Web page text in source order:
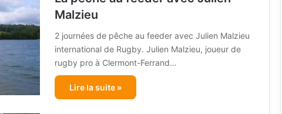
Malzieu
2 journées de pêche au feeder avec Julien Malzieu
international de Rugby. Julien Malzieu, joueur de
rugby pro à Clermont-Ferrand…
Lire la suite »